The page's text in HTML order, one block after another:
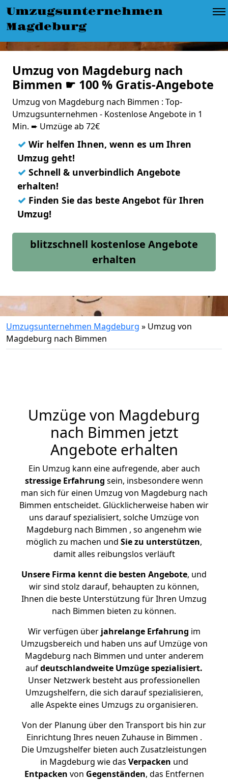
Umzugsunternehmen
Magdeburg
Umzug von Magdeburg nach
Bimmen ☛ 100 % Gratis-Angebote
Umzug von Magdeburg nach Bimmen : Top-
Umzugsunternehmen - Kostenlose Angebote in 1
Min. ➨ Umzüge ab 72€
✓ Wir helfen Ihnen, wenn es um Ihren
Umzug geht!
✓ Schnell & unverbindlich Angebote
erhalten!
✓ Finden Sie das beste Angebot für Ihren
Umzug!
blitzschnell kostenlose Angebote
erhalten
Umzugsunternehmen Magdeburg » Umzug von
Magdeburg nach Bimmen
Umzüge von Magdeburg
nach Bimmen jetzt
Angebote erhalten
Ein Umzug kann eine aufregende, aber auch
stressige Erfahrung sein, insbesondere wenn
man sich für einen Umzug von Magdeburg nach
Bimmen entscheidet. Glücklicherweise haben wir
uns darauf spezialisiert, solche Umzüge von
Magdeburg nach Bimmen , so angenehm wie
möglich zu machen und Sie zu unterstützen,
damit alles reibungslos verläuft
Unsere Firma kennt die besten Angebote, und
wir sind stolz darauf, behaupten zu können,
Ihnen die beste Unterstützung für Ihren Umzug
nach Bimmen bieten zu können.
Wir verfügen überjahrelange Erfahrung im
Umzugsbereich und haben uns auf Umzüge von
Magdeburg nach Bimmen und unter anderem
aufdeutschlandweite Umzüge spezialisiert.
Unser Netzwerk besteht aus professionellen
Umzugshelfern, die sich darauf spezialisieren,
alle Aspekte eines Umzugs zu organisieren.
Von der Planung über den Transport bis hin zur
Einrichtung Ihres neuen Zuhause in Bimmen .
Die Umzugshelfer bieten auch Zusatzleistungen
in Magdeburg wie das Verpacken und
Entpacken von Gegenständen, das Entfernen